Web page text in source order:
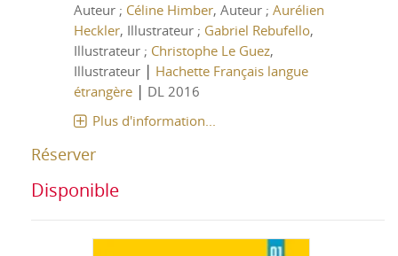
Auteur ; Céline Himber, Auteur ; Aurélien
Heckler, Illustrateur ; Gabriel Rebufello,
Illustrateur ; Christophe Le Guez,
Illustrateur | Hachette Français langue
étrangère| DL 2016
Plus d'information...
Réserver
Disponible